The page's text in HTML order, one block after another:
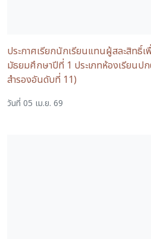
ประกาศเรียกนักเรียนแทนผู้สละสิทธิ์เ
มัธยมศึกษาปีที่ 1 ประเภทห้องเรียน
สำรองอันดับที่ 11)
วันที่ 05 เม.ย. 69